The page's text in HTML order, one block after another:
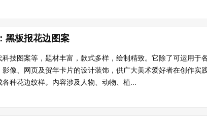
黑板报花边图案
技图案等，题材丰富，款式多样，绘制精致。它除了可运用于
像、网页及贺年卡片的设计装饰，供广大美术爱好者在创作实
种花边纹样。内容涉及人物、动物、植...